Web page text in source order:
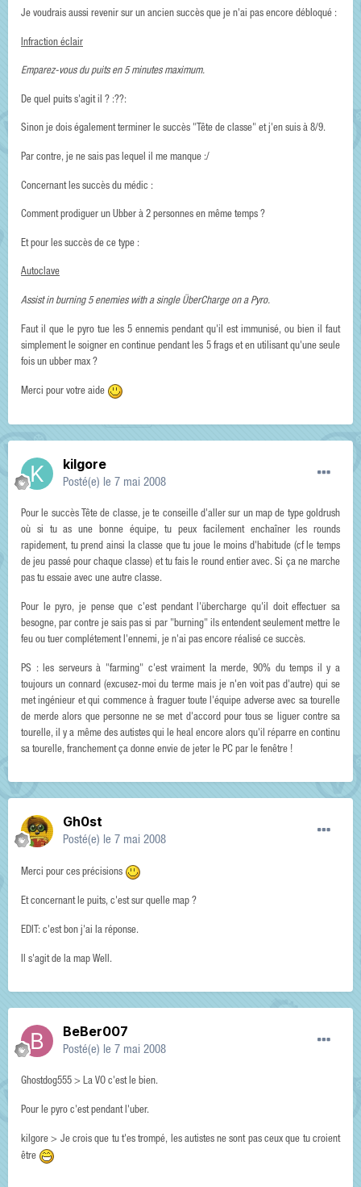
Je voudrais aussi revenir sur un ancien succès que je n'ai pas encore débloqué :
Infraction éclair
Emparez-vous du puits en 5 minutes maximum.
De quel puits s'agit il ? :??:
Sinon je dois également terminer le succès "Tête de classe" et j'en suis à 8/9.
Par contre, je ne sais pas lequel il me manque :/
Concernant les succès du médic :
Comment prodiguer un Ubber à 2 personnes en même temps ?
Et pour les succès de ce type :
Autoclave
Assist in burning 5 enemies with a single ÜberCharge on a Pyro.
Faut il que le pyro tue les 5 ennemis pendant qu'il est immunisé, ou bien il faut
simplement le soigner en continue pendant les 5 frags et en utilisant qu'une seule
fois un ubber max ?
Merci pour votre aide
kilgore
Posté(e) le 7 mai 2008
Pour le succès Tête de classe, je te conseille d'aller sur un map de type goldrush
où si tu as une bonne équipe, tu peux facilement enchaîner les rounds
rapidement, tu prend ainsi la classe que tu joue le moins d'habitude (cf le temps
de jeu passé pour chaque classe) et tu fais le round entier avec. Si ça ne marche
pas tu essaie avec une autre classe.
Pour le pyro, je pense que c'est pendant l'übercharge qu'il doit effectuer sa
besogne, par contre je sais pas si par "burning" ils entendent seulement mettre le
feu ou tuer complétement l'ennemi, je n'ai pas encore réalisé ce succès.
PS : les serveurs à "farming" c'est vraiment la merde, 90% du temps il y a
toujours un connard (excusez-moi du terme mais je n'en voit pas d'autre) qui se
met ingénieur et qui commence à fraguer toute l'équipe adverse avec sa tourelle
de merde alors que personne ne se met d'accord pour tous se liguer contre sa
tourelle, il y a même des autistes qui le heal encore alors qu'il réparre en continu
sa tourelle, franchement ça donne envie de jeter le PC par le fenêtre !
Gh0st
Posté(e) le 7 mai 2008
Merci pour ces précisions
Et concernant le puits, c'est sur quelle map ?
EDIT: c'est bon j'ai la réponse.
Il s'agit de la map Well.
BeBer007
Posté(e) le 7 mai 2008
Ghostdog555 > La VO c'est le bien.
Pour le pyro c'est pendant l'uber.
kilgore > Je crois que tu t'es trompé, les autistes ne sont pas ceux que tu croient
être